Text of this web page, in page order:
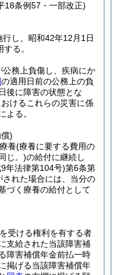
18条例57・一部改正)
し、昭和42年12月1日
る。
務上負傷し、疾病にか
の適用日前の公務上の負
後に障害の状態とな
おけるこれらの災害に係
よる。
)
養(療養に要する費用の
じ。)の給付に継続し
年法律第104号)第6条第
れた場合には、当分の
づく療養の給付として
受ける権利を有する者
支給された当該障害補
障害補償年金前払一時
掲げる当該障害補償年